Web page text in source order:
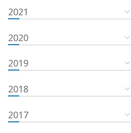
2021
2020
2019
2018
2017